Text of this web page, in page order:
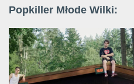
Popkiller Młode Wilki: